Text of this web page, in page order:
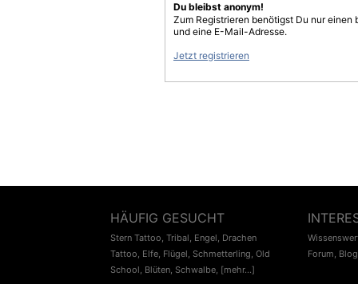
Du bleibst anonym!
Zum Registrieren benötigst Du nur einen
und eine E-Mail-Adresse.
Jetzt registrieren
HÄUFIG GESUCHT
Stern Tattoo, Tribal, Engel, Drachen
Tattoo, Elfe, Flügel, Schmetterling, Old
School, Blüten, Schwalbe, [mehr...]
Forum, Blog